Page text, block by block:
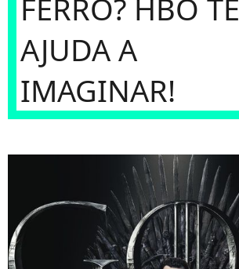
FERRO? HBO TE
AJUDA A
IMAGINAR!